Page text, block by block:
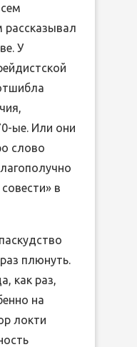
У
ые. Или они
слово
в
плюнуть.
как раз,
на
локти